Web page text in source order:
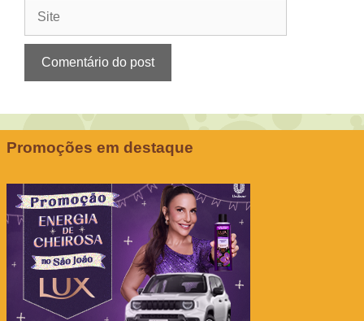
Promoções em destaque